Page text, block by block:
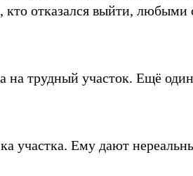
кто отказался выйти,
на трудный участок. Ещё
участка. Ему дают